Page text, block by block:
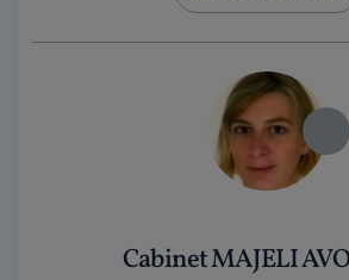
Cabinet MAJELI